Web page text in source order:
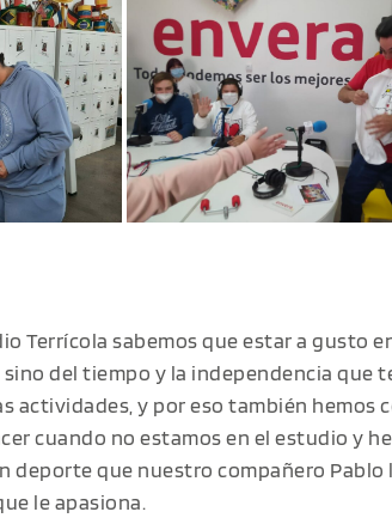
Terrícola sabemos que estar a gusto
del tiempo y la independencia que
actividades, y por eso también hemos
cuando no estamos en el estudio y
deporte que nuestro compañero
le apasiona.